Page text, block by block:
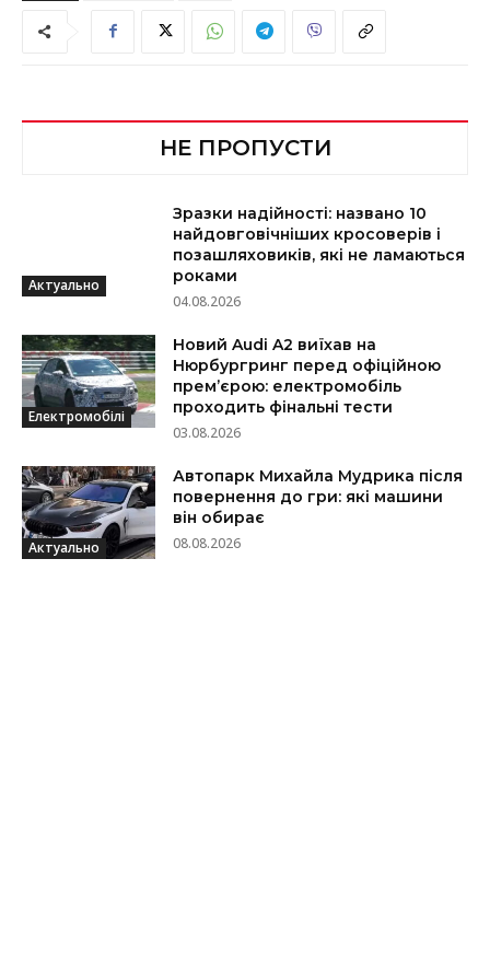
НЕ ПРОПУСТИ
Актуально
Зразки надійності: названо 10
найдовговічніших кросоверів і
позашляховиків, які не ламаються
роками
04.08.2026
Електромобілі
Новий Audi A2 виїхав на
Нюрбургринг перед офіційною
прем’єрою: електромобіль
проходить фінальні тести
03.08.2026
Актуально
Автопарк Михайла Мудрика після
повернення до гри: які машини
він обирає
08.08.2026